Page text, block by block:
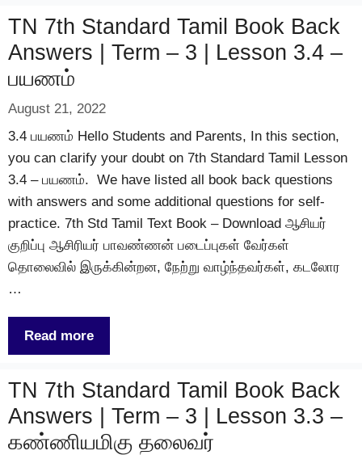
TN 7th Standard Tamil Book Back
Answers | Term – 3 | Lesson 3.4 –
பயணம்
August 21, 2022
3.4 பயணம் Hello Students and Parents, In this section,
you can clarify your doubt on 7th Standard Tamil Lesson
3.4 – பயணம். We have listed all book back questions
with answers and some additional questions for self-
practice. 7th Std Tamil Text Book – Download ஆசியர்
குறிப்பு ஆசிரியர் பாவண்ணன் படைப்புகள் வேர்கள்
தொலைவில் இருக்கின்றன, நேற்று வாழ்ந்தவர்கள், கடலோர
…
Read more
TN 7th Standard Tamil Book Back
Answers | Term – 3 | Lesson 3.3 –
கண்ணியமிகு தலைவர்